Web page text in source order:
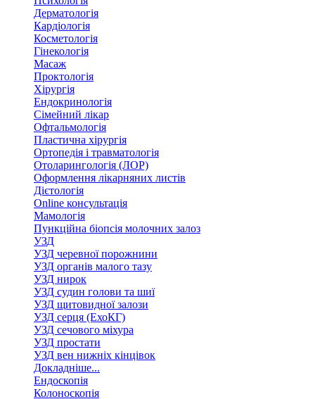
Дерматологія
Кардіологія
Косметологія
Гінекологія
Масаж
Проктологія
Хірургія
Ендокринологія
Сімейний лікар
Офтальмологія
Пластична хірургія
Ортопедія і травматологія
Отоларингологія (ЛОР)
Оформлення лікарняних листів
Дієтологія
Online консультація
Мамологія
Пункційна біопсія молочних залоз
УЗД
УЗД черевної порожнини
УЗД органів малого тазу
УЗД нирок
УЗД судин голови та шиї
УЗД щитовидної залози
УЗД серця (ЕхоКГ)
УЗД сечового міхура
УЗД простати
УЗД вен нижніх кінцівок
Докладніше...
Ендоскопія
Колоноскопія